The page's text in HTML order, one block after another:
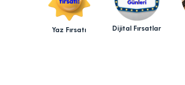
Yaz Fırsatı Dijital Fırsatlar